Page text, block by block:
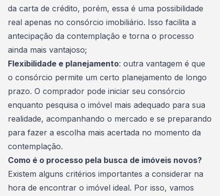
da carta de crédito, porém, essa é uma possibilidade
real apenas no consórcio imobiliário. Isso facilita a
antecipação da contemplação e torna o processo
ainda mais vantajoso;
Flexibilidade e planejamento: outra vantagem é que
o consórcio permite um certo planejamento de longo
prazo. O comprador pode iniciar seu consórcio
enquanto pesquisa o imóvel mais adequado para sua
realidade, acompanhando o mercado e se preparando
para fazer a escolha mais acertada no momento da
contemplação.
Como é o processo pela busca de imóveis novos?
Existem alguns critérios importantes a considerar na
hora de encontrar o imóvel ideal. Por isso, vamos